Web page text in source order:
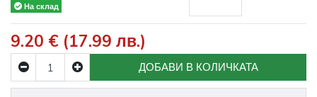
На склад
9.20 € (17.99 лв.)
ДОБАВИ В КОЛИЧКАТА